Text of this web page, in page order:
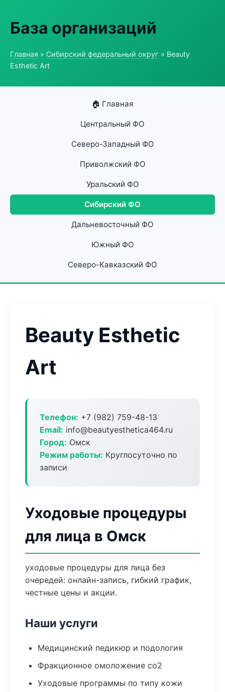
База организаций
Главная » Сибирский федеральный округ » Beauty
Esthetic Art
🏠 Главная
Центральный ФО
Северо-Западный ФО
Приволжский ФО
Уральский ФО
Сибирский ФО
Дальневосточный ФО
Южный ФО
Северо-Кавказский ФО
Beauty Esthetic
Art
Телефон: +7 (982) 759-48-13
Email: info@beautyesthetica464.ru
Город: Омск
Режим работы: Круглосуточно по
записи
Уходовые процедуры
для лица в Омск
уходовые процедуры для лица без
очередей: онлайн-запись, гибкий график,
честные цены и акции.
Наши услуги
Медицинский педикюр и подология
Фракционное омоложение co2
Уходовые программы по типу кожи